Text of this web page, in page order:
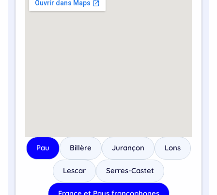
Pau Billère Jurançon Lons
Lescar Serres-Castet